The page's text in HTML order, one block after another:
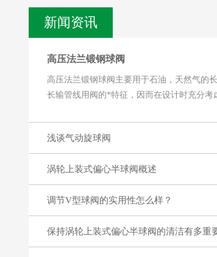
新闻资讯
高压法兰锻钢球阀
高压法兰锻钢球阀主要用于石油，天然气的
长输管线用阀的*特征，因而在设计时充分考
浅谈气动旋球阀
涡轮上装式偏心半球阀概述
调节V型球阀的实用性怎么样？
保持涡轮上装式偏心半球阀的清洁有多重